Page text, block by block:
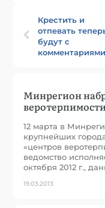
Крестить и
отпевать
будут с
Минрегион
12 марта в
крупнейших
«центров
ведомство
октября 2012 г.,
19.03.2013